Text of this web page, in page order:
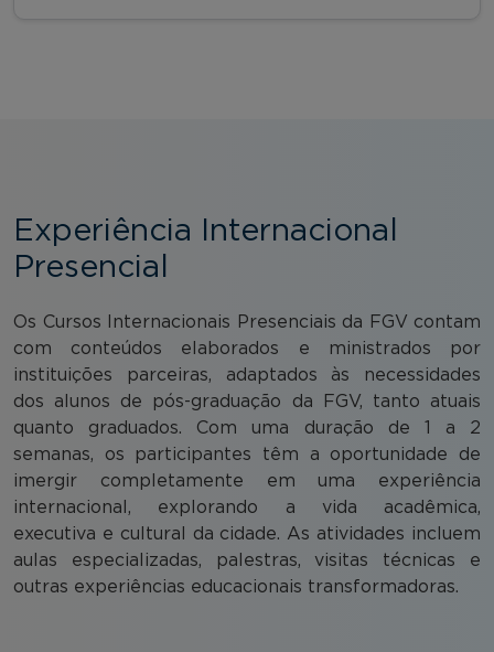
Experiência Internacional
Presencial
Os Cursos Internacionais Presenciais da FGV contam
com conteúdos elaborados e ministrados por
instituições parceiras, adaptados às necessidades
dos alunos de pós-graduação da FGV, tanto atuais
quanto graduados. Com uma duração de 1 a 2
semanas, os participantes têm a oportunidade de
imergir completamente em uma experiência
internacional, explorando a vida acadêmica,
executiva e cultural da cidade. As atividades incluem
aulas especializadas, palestras, visitas técnicas e
outras experiências educacionais transformadoras.